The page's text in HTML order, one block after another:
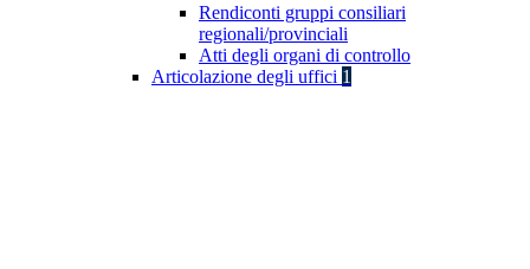
Rendiconti gruppi consiliari
regionali/provinciali
Atti degli organi di controllo
Articolazione degli uffici 1